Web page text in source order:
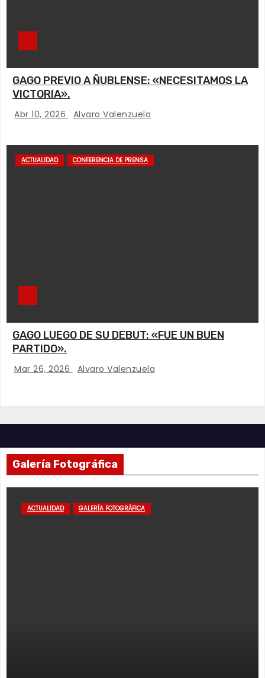
GAGO PREVIO A ÑUBLENSE: «NECESITAMOS LA
VICTORIA».
Abr 10, 2026 Alvaro Valenzuela
ACTUALIDAD CONFERENCIA DE PRENSA
GAGO LUEGO DE SU DEBUT: «FUE UN BUEN
PARTIDO».
Mar 26, 2026 Alvaro Valenzuela
Galería Fotográfica
ACTUALIDAD GALERÍA FOTOGRÁFICA